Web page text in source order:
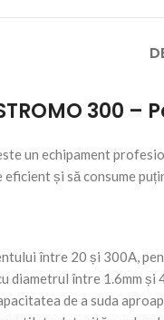
300
un echipament
și să consume
între 20 și 300A,
între 1.6mm și
de a suda